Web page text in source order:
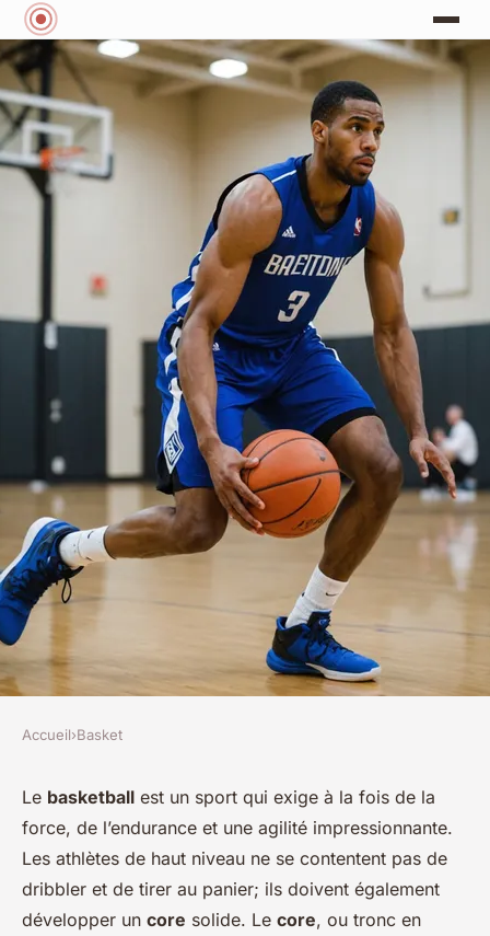
Quels sont les exercices de
renforcement du core
recommandés pour les
basketteurs?
Accueil›Basket
Le basketball est un sport qui exige à la fois de la
force, de l’endurance et une agilité impressionnante.
Les athlètes de haut niveau ne se contentent pas de
dribbler et de tirer au panier; ils doivent également
développer un core solide. Le core, ou tronc en